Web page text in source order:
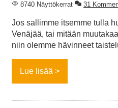
8740 Näyttökerrat
31
Jos sallimme itsemme tulla
Venäjää, tai mitään
niin olemme hävinneet
Lue lisää